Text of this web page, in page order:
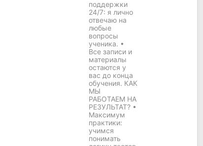
поддержки
24/7: я лично
отвечаю на
любые
вопросы
ученика. •
Все записи и
материалы
остаются у
вас до конца
обучения. КАК
МЫ
РАБОТАЕМ НА
РЕЗУЛЬТАТ? •
Максимум
практики:
учимся
понимать